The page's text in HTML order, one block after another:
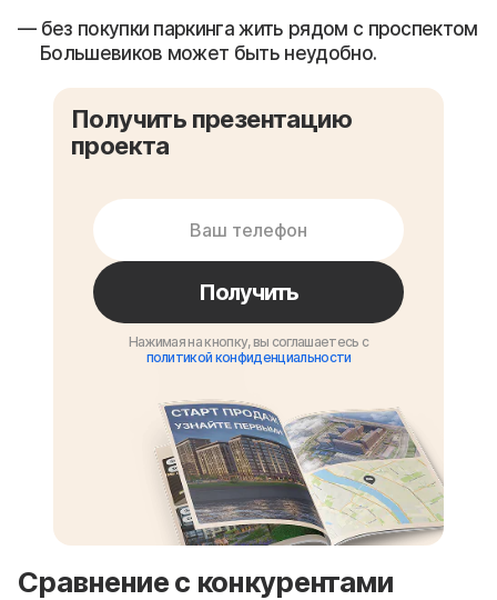
без покупки паркинга жить рядом с проспектом
Большевиков может быть неудобно.
Получить презентацию
проекта
Получить
Нажимая на кнопку, вы соглашаетесь с
политикой конфиденциальности
Сравнение с конкурентами